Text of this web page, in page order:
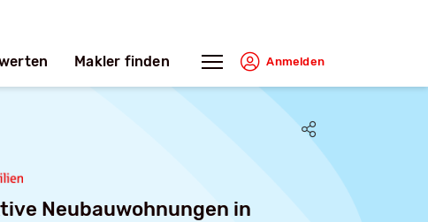
Makler finden Anmelden
Neubauwohnungen in